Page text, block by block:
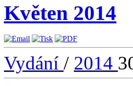
Květen 2014
Vydání / 2014